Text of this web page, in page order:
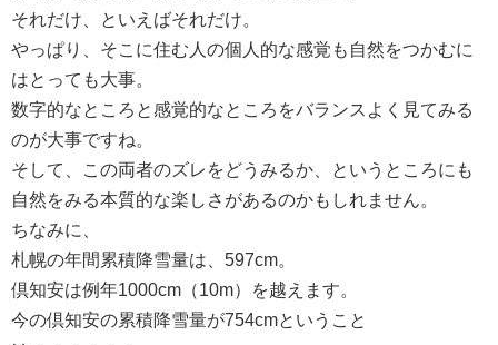
それだけ、といえばそれだけ。
やっぱり、そこに住む人の個人的な感覚も自然をつかむに
はとっても大事。
数字的なところと感覚的なところをバランスよく見てみる
のが大事ですね。
そして、この両者のズレをどうみるか、というところにも
自然をみる本質的な楽しさがあるのかもしれません。
ちなみに、
札幌の年間累積降雪量は、597cm。
倶知安は例年1000cm（10m）を越えます。
今の倶知安の累積降雪量が754cmということ